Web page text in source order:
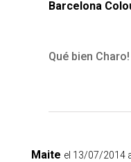
Barcelona
Qué bien
Maite el 13/07/2014